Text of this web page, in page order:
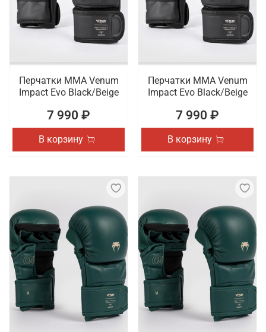
Перчатки ММА Venum
Impact Evo Black/Beige
7 990 ₽
В корзину
Перчатки ММА Venum
Impact Evo Black/Beige
7 990 ₽
В корзину